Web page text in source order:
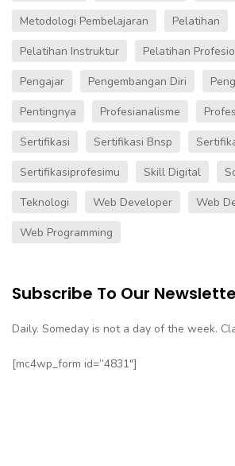
Metodologi Pembelajaran
Pelatihan
Pelatihan Instruktur
Pelatihan
Pengajar
Pengembangan Diri
Pentingnya
Profesianalisme
Sertifikasi
Sertifikasi Bnsp
Sertifikasiprofesimu
Skill Digital
Teknologi
Web Developer
Web
Web Programming
Subscribe To Our
Daily. Someday is not a day of the week.
[mc4wp_form id=”4831″]